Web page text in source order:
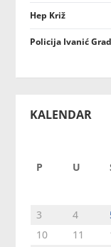
Hep Križ
Policija Ivanić Grad
KALENDAR
P U
3
4
10
11